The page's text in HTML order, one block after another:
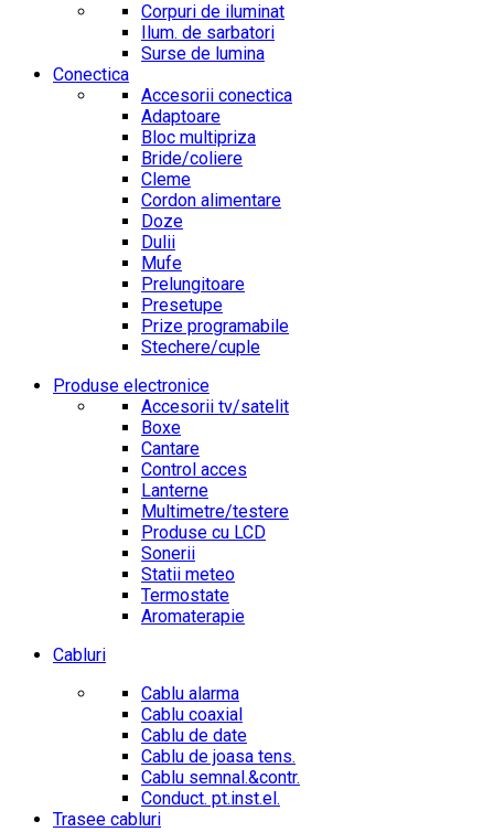
Corpuri de iluminat
Ilum. de sarbatori
Surse de lumina
Conectica
Accesorii conectica
Adaptoare
Bloc multipriza
Bride/coliere
Cleme
Cordon alimentare
Doze
Dulii
Mufe
Prelungitoare
Presetupe
Prize programabile
Stechere/cuple
Produse electronice
Accesorii tv/satelit
Boxe
Cantare
Control acces
Lanterne
Multimetre/testere
Produse cu LCD
Sonerii
Statii meteo
Termostate
Aromaterapie
Cabluri
Cablu alarma
Cablu coaxial
Cablu de date
Cablu de joasa tens.
Cablu semnal.&contr.
Conduct. pt.inst.el.
Trasee cabluri